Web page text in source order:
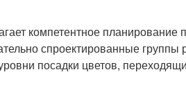
компетентное планирование
спроектированные
посадки цветов,